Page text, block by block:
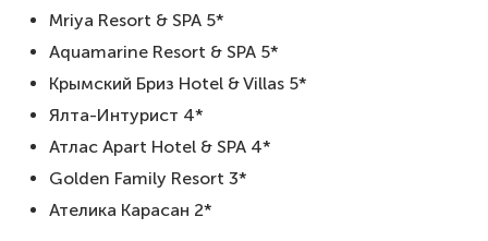
Mriya Resort & SPA 5*
Aquamarine Resort & SPA 5*
Крымский Бриз Hotel & Villas 5*
Ялта-Интурист 4*
Атлас Apart Hotel & SPA 4*
Golden Family Resort 3*
Ателика Карасан 2*